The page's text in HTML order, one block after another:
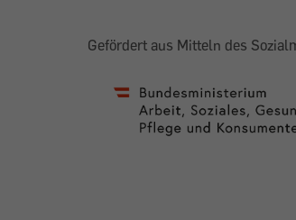
Gefördert aus Mitteln des